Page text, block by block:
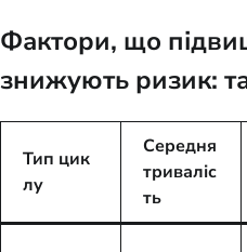
Фактори, що
знижують ризик:
Тип цик
лу
Середня
триваліс
ть